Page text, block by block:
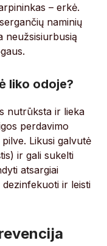
– erkė.
naminių
neužsisiurbusią
liko odoje?
nutrūksta ir lieka
perdavimo
Likusi galvutė
ir gali sukelti
atsargiai
ir leisti